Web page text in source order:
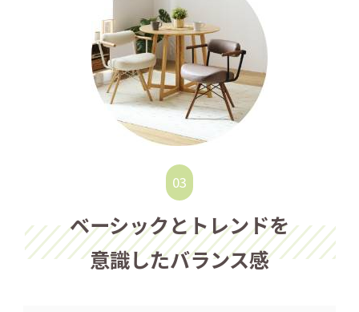
ベーシックとトレンドを
意識したバランス感